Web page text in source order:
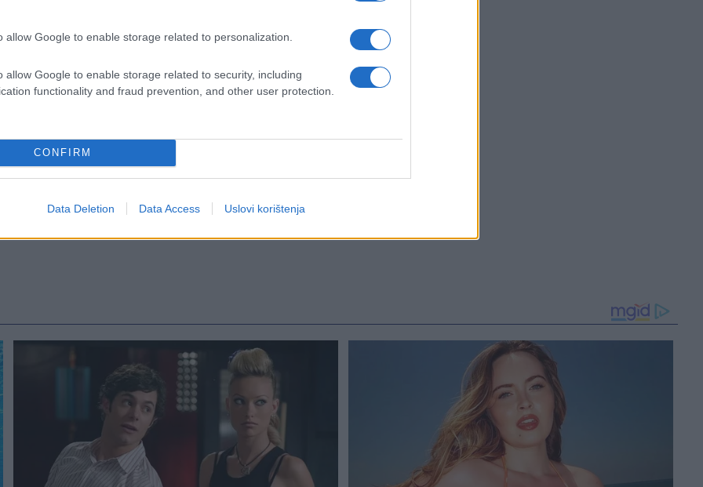
allow Google to enable storage related to personalization.
allow Google to enable storage related to security, including
functionality and fraud prevention, and other user protection.
CONFIRM
Data Deletion Data Access Uslovi korištenja